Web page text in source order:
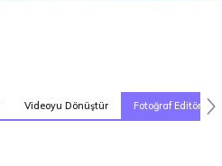
Videoyu Dönüştür Fotoğraf Editörü